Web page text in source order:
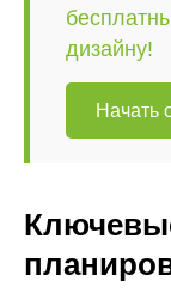
дизайну!
Начать